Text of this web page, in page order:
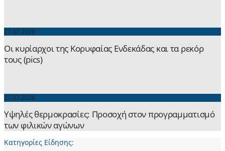
27.07.2026
Οι κυρίαρχοι της Κορυφαίας Ενδεκάδας και τα ρεκόρ
τους (pics)
27.07.2026
Yψηλές θερμοκρασίες: Προσοχή στον προγραμματισμό
των φιλικών αγώνων
Κατηγορίες Είδησης: